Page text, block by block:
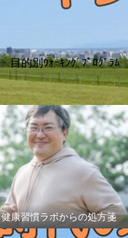
目的別ｳｫｰｷﾝｸﾞﾌﾟﾛｸﾞﾗﾑ
健康習慣ラボからの処方箋